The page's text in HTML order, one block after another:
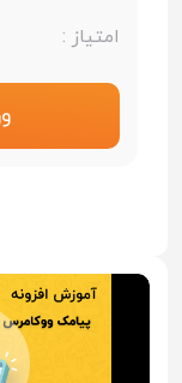
امتیاز :